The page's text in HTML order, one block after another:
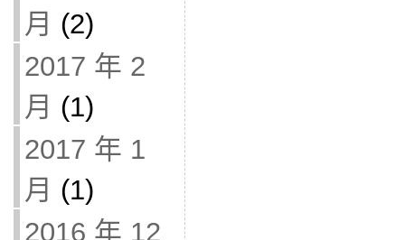
月 (2)
2017 年 2
月 (1)
2017 年 1
月 (1)
2016 年 12